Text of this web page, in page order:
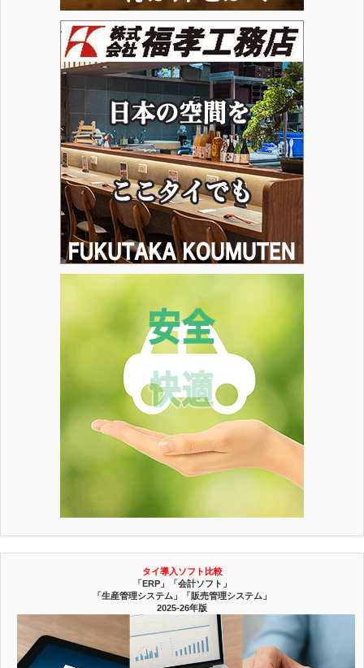
タイ導入ソフト比較
「ERP」「会計ソフト」
「生産管理システム」「販売管理システム」
2025-26年版